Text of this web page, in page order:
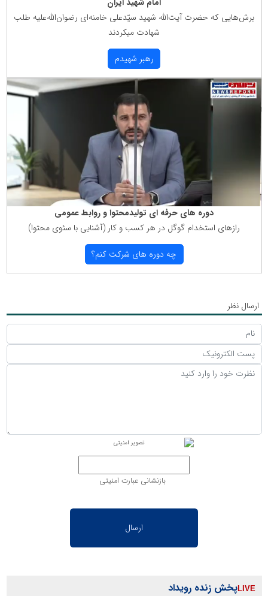
برش‌هایی كه حضرت آیت‌الله شهید سیّدعلی خامنه‌ای رضوان‌الله‌علیه طلب
شهادت میكردند
رهبر شهیدم
دوره های حرفه ای تولیدمحتوا و روابط عمومی
رازهای استخدام گوگل در هر كسب و كار (آشنایی با سئوی محتوا)
چه دوره های شركت كنم؟
ارسال نظر
بازنشانی عبارت امنیتی
پخش زنده رویداد